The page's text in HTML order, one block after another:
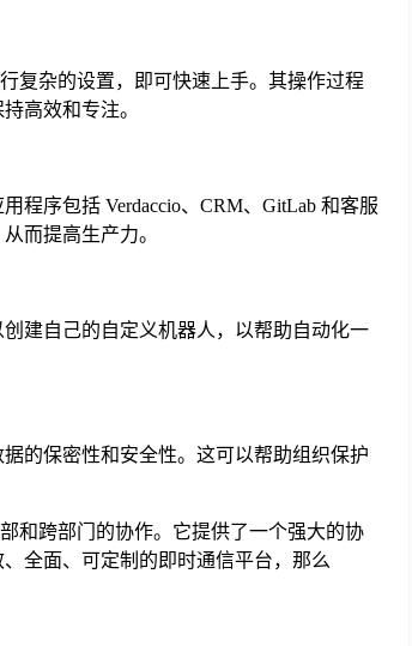
复杂的设置，即可快速上手。其操作过程
高效和专注。
程序包括 Verdaccio、CRM、GitLab 和客服
而提高生产力。
建自己的自定义机器人，以帮助自动化一
的保密性和安全性。这可以帮助组织保护
和跨部门的协作。它提供了一个强大的协
全面、可定制的即时通信平台，那么